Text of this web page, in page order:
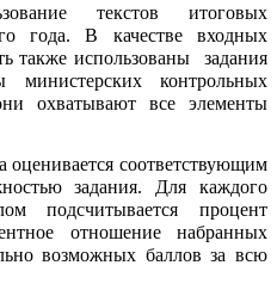
текстов итоговых
года. В качестве входных
также использованы задания
министерских контрольных
охватывают все элементы
оценивается соответствующим
задания. Для каждого
подсчитывается процент
отношение набранных
возможных баллов за всю